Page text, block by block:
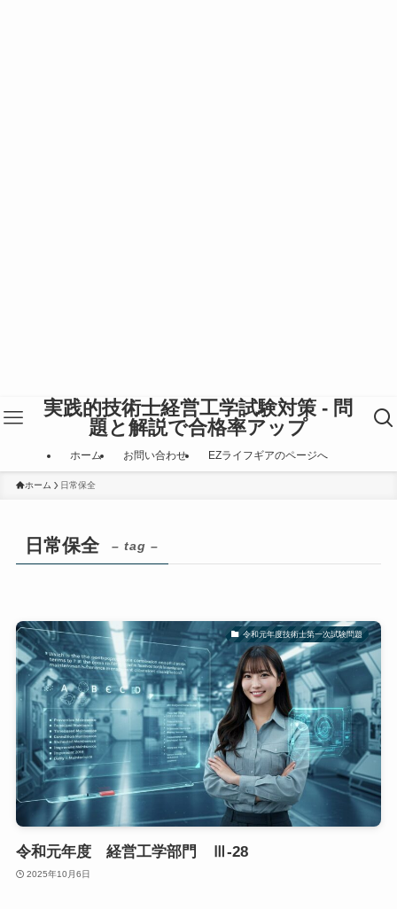
実践的技術士経営工学試験対策 - 問
題と解説で合格率アップ
ホーム お問い合わせ EZライフギアのページへ
ホーム 日常保全
日常保全 – tag –
令和元年度技術士第一次試験問題
令和元年度 経営工学部門 Ⅲ-28
2025年10月6日